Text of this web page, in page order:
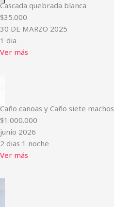
Cascada quebrada blanca
$35.000
30 DE MARZO 2025
1 dia
Ver más
Caño canoas y Caño siete machos
$1.000.000
junio 2026
2 dias 1 noche
Ver más